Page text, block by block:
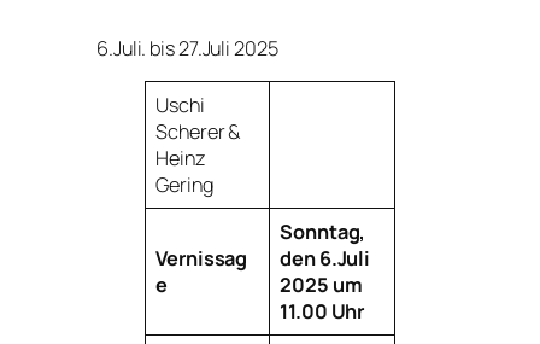
6.Juli. bis 27.Juli 2025
Uschi
Scherer &
Heinz
Gering
Vernissag
e
Sonntag,
den 6.Juli
2025 um
11.00 Uhr